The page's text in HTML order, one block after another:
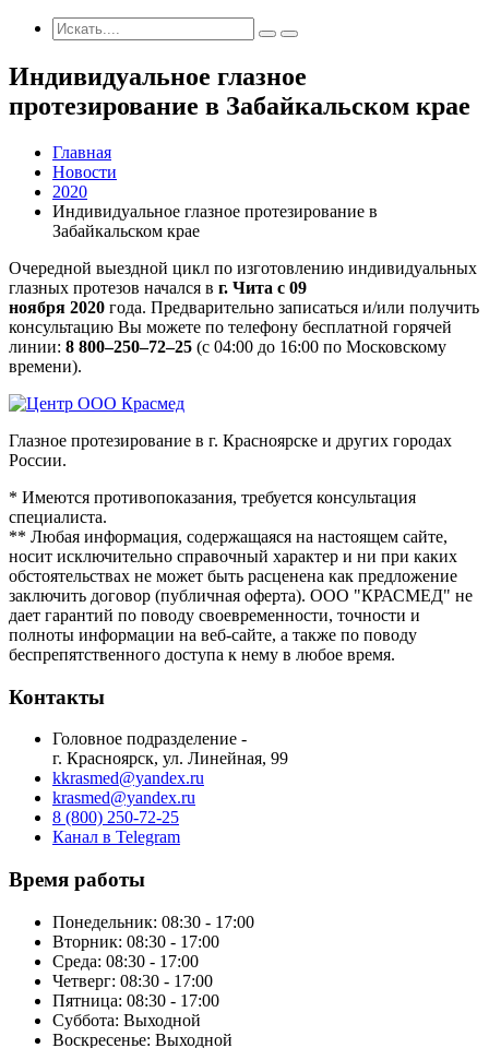
Индивидуальное глазное
протезирование в Забайкальском крае
Главная
Новости
2020
Индивидуальное глазное протезирование в
Забайкальском крае
Очередной выездной цикл по изготовлению индивидуальных
глазных протезов начался в г. Чита с 09
ноября 2020 года. Предварительно записаться и/или получить
консультацию Вы можете по телефону бесплатной горячей
линии: 8 800–250–72–25 (с 04:00 до 16:00 по Московскому
времени).
Глазное протезирование в г. Красноярске и других городах
России.
* Имеются противопоказания, требуется консультация
специалиста.
** Любая информация, содержащаяся на настоящем сайте,
носит исключительно справочный характер и ни при каких
обстоятельствах не может быть расценена как предложение
заключить договор (публичная оферта). ООО "КРАСМЕД" не
дает гарантий по поводу своевременности, точности и
полноты информации на веб-сайте, а также по поводу
беспрепятственного доступа к нему в любое время.
Контакты
Головное подразделение -
г. Красноярск, ул. Линейная, 99
kkrasmed@yandex.ru
krasmed@yandex.ru
8 (800) 250-72-25
Канал в Telegram
Время работы
Понедельник: 08:30 - 17:00
Вторник: 08:30 - 17:00
Среда: 08:30 - 17:00
Четверг: 08:30 - 17:00
Пятница: 08:30 - 17:00
Суббота: Выходной
Воскресенье: Выходной